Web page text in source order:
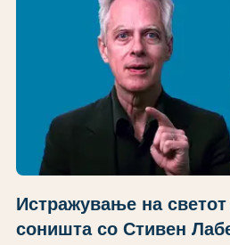
Истражување на
соништа со Стивен